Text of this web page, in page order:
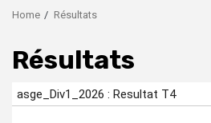
Home Résultats
Résultats